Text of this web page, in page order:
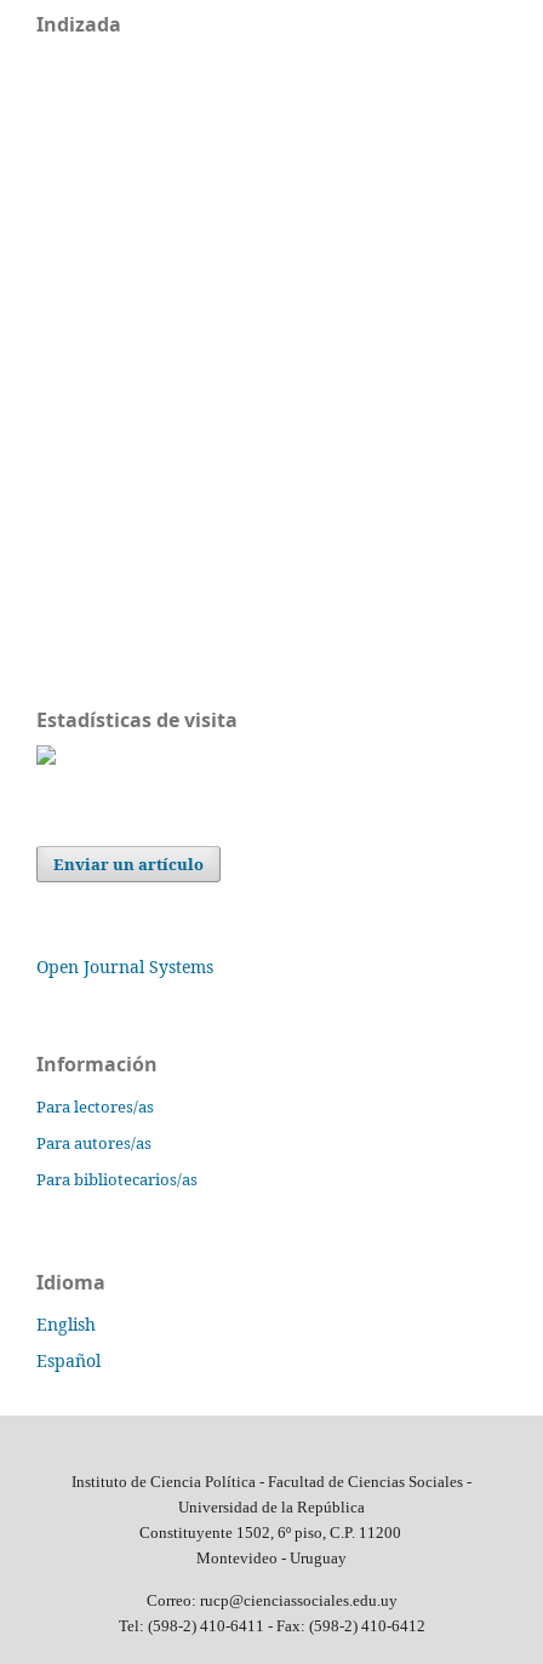
Indizada
Estadísticas de visita
Enviar un artículo
Open Journal Systems
Información
Para lectores/as
Para autores/as
Para bibliotecarios/as
Idioma
English
Español
Instituto de Ciencia Política - Facultad de Ciencias Sociales -
Universidad de la República
Constituyente 1502, 6º piso, C.P. 11200
Montevideo - Uruguay
Correo: rucp@cienciassociales.edu.uy
Tel: (598-2) 410-6411 - Fax: (598-2) 410-6412